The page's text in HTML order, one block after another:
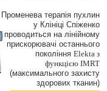
Променева терапія пухлин
у Клініці Спіженко
проводиться на лінійному
прискорювачі останнього
покоління Elekta з
функцією IMRT
(максимального захисту
здорових тканин)